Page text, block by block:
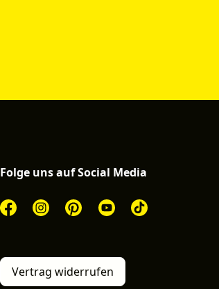
Folge uns auf Social Media
Vertrag widerrufen